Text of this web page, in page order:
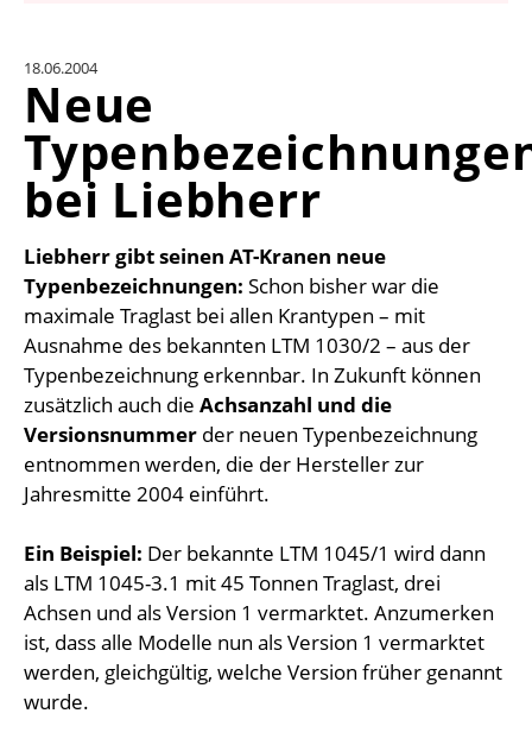
18.06.2004
Neue
bei Liebherr
Liebherr gibt seinen AT-Kranen neue
Typenbezeichnungen: Schon bisher war die
maximale Traglast bei allen Krantypen – mit
Ausnahme des bekannten LTM 1030/2 – aus der
Typenbezeichnung erkennbar. In Zukunft können
zusätzlich auch die Achsanzahl und die
Versionsnummer der neuen Typenbezeichnung
entnommen werden, die der Hersteller zur
Jahresmitte 2004 einführt.
Ein Beispiel: Der bekannte LTM 1045/1 wird dann
als LTM 1045-3.1 mit 45 Tonnen Traglast, drei
Achsen und als Version 1 vermarktet. Anzumerken
ist, dass alle Modelle nun als Version 1 vermarktet
werden, gleichgültig, welche Version früher genannt
wurde.